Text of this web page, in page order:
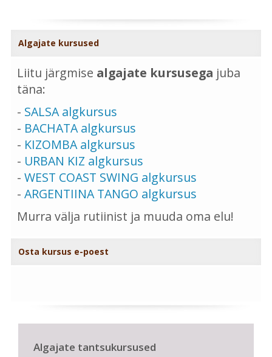
Algajate kursused
Liitu järgmise algajate kursusega juba
täna:
- SALSA algkursus
- BACHATA algkursus
- KIZOMBA algkursus
- URBAN KIZ algkursus
- WEST COAST SWING algkursus
- ARGENTIINA TANGO algkursus
Murra välja rutiinist ja muuda oma elu!
Osta kursus e-poest
Algajate tantsukursused